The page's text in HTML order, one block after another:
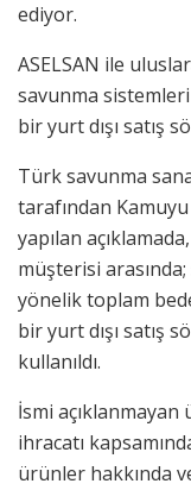
ediyor.
ASELSAN ile
savunma
bir yurt dışı satış
Türk savunma
tarafından
yapılan
müşterisi
yönelik toplam
bir yurt dışı satış
kullanıldı.
İsmi
ihracatı
ürünler hakkında